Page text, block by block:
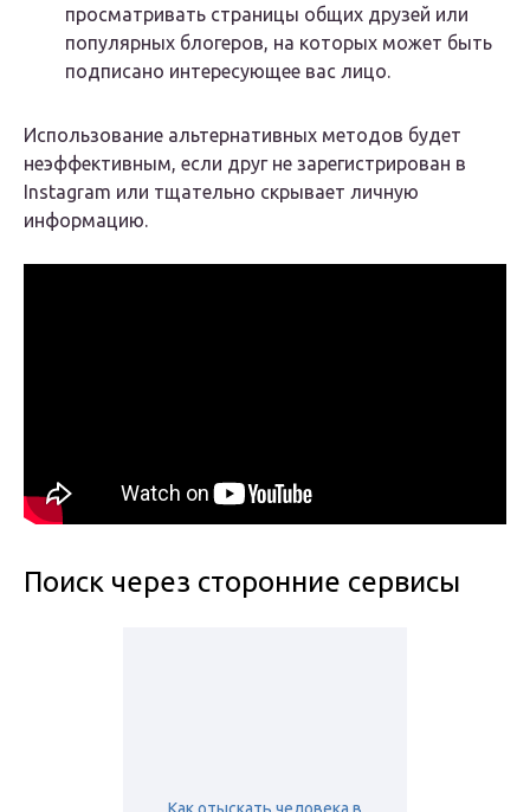
просматривать страницы общих друзей или
популярных блогеров, на которых может быть
подписано интересующее вас лицо.
Использование альтернативных методов будет
неэффективным, если друг не зарегистрирован в
Instagram или тщательно скрывает личную
информацию.
Поиск через сторонние сервисы